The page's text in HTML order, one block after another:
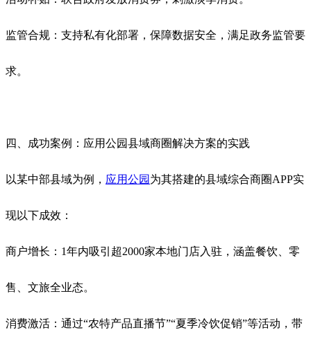
监管合规：支持私有化部署，保障数据安全，满足政务监管要
求。
四、成功案例：应用公园县域商圈解决方案的实践
以某中部县域为例， 应用公园 为其搭建的县域综合商圈APP实
现以下成效：
商户增长：1年内吸引超2000家本地门店入驻，涵盖餐饮、零
售、文旅全业态。
消费激活：通过“农特产品直播节”“夏季冷饮促销”等活动，带